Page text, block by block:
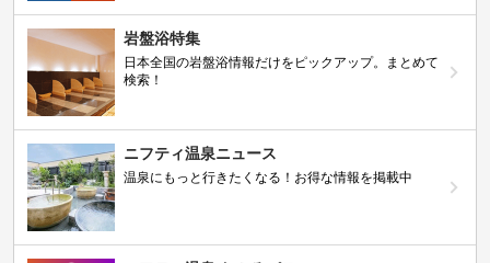
岩盤浴特集
日本全国の岩盤浴情報だけをピックアップ。まとめて
検索！
ニフティ温泉ニュース
温泉にもっと行きたくなる！お得な情報を掲載中